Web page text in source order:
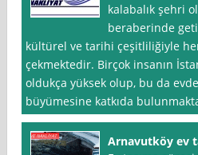
kalabalık şehri
beraberinde
kültürel ve tarihi çeşitliliğiyle
çekmektedir. Birçok insanın
oldukça yüksek olup, bu da
büyümesine katkıda
Arnavutköy ev